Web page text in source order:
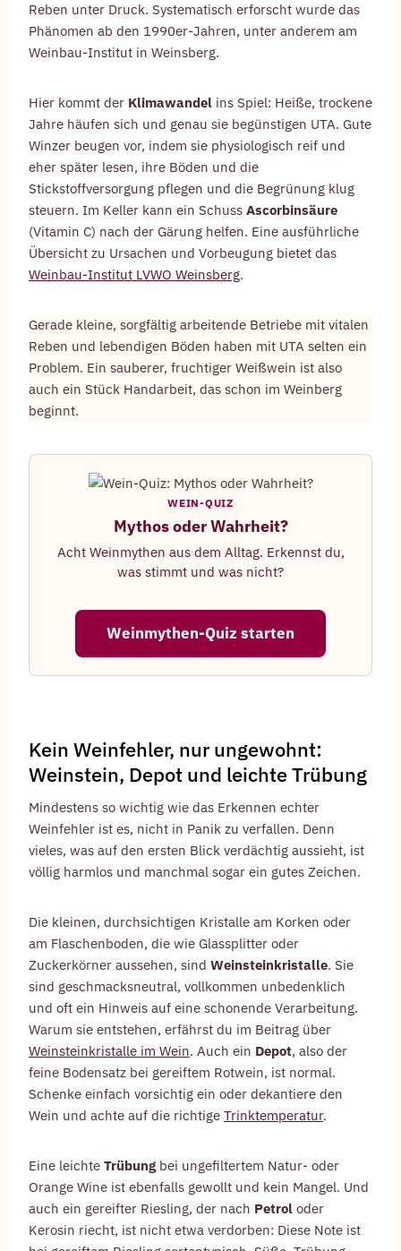
Reben unter Druck. Systematisch erforscht wurde das
Phänomen ab den 1990er-Jahren, unter anderem am
Weinbau-Institut in Weinsberg.
Hier kommt der Klimawandel ins Spiel: Heiße, trockene
Jahre häufen sich und genau sie begünstigen UTA. Gute
Winzer beugen vor, indem sie physiologisch reif und
eher später lesen, ihre Böden und die
Stickstoffversorgung pflegen und die Begrünung klug
steuern. Im Keller kann ein Schuss Ascorbinsäure
(Vitamin C) nach der Gärung helfen. Eine ausführliche
Übersicht zu Ursachen und Vorbeugung bietet das
Weinbau-Institut LVWO Weinsberg.
Gerade kleine, sorgfältig arbeitende Betriebe mit vitalen
Reben und lebendigen Böden haben mit UTA selten ein
Problem. Ein sauberer, fruchtiger Weißwein ist also
auch ein Stück Handarbeit, das schon im Weinberg
beginnt.
WEIN-QUIZ
Mythos oder Wahrheit?
Acht Weinmythen aus dem Alltag. Erkennst du,
was stimmt und was nicht?
Weinmythen-Quiz starten
Kein Weinfehler, nur ungewohnt:
Weinstein, Depot und leichte Trübung
Mindestens so wichtig wie das Erkennen echter
Weinfehler ist es, nicht in Panik zu verfallen. Denn
vieles, was auf den ersten Blick verdächtig aussieht, ist
völlig harmlos und manchmal sogar ein gutes Zeichen.
Die kleinen, durchsichtigen Kristalle am Korken oder
am Flaschenboden, die wie Glassplitter oder
Zuckerkörner aussehen, sind Weinsteinkristalle. Sie
sind geschmacksneutral, vollkommen unbedenklich
und oft ein Hinweis auf eine schonende Verarbeitung.
Warum sie entstehen, erfährst du im Beitrag über
Weinsteinkristalle im Wein. Auch ein Depot, also der
feine Bodensatz bei gereiftem Rotwein, ist normal.
Schenke einfach vorsichtig ein oder dekantiere den
Wein und achte auf die richtige Trinktemperatur.
Eine leichte Trübungbei ungefiltertem Natur- oder
Orange Wine ist ebenfalls gewollt und kein Mangel. Und
auch ein gereifter Riesling, der nach Petrol oder
Kerosin riecht, ist nicht etwa verdorben: Diese Note ist